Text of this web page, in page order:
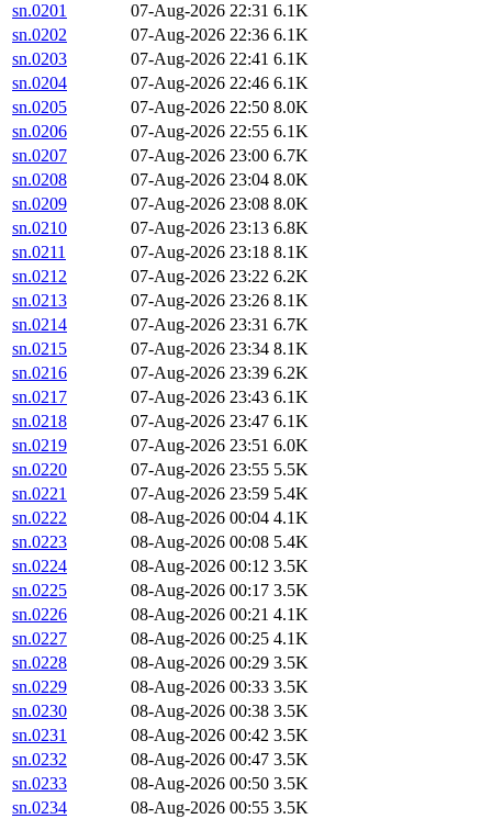
sn.0201
07-Aug-2026 22:31 6.1K
sn.0202
07-Aug-2026 22:36 6.1K
sn.0203
07-Aug-2026 22:41 6.1K
sn.0204
07-Aug-2026 22:46 6.1K
sn.0205
07-Aug-2026 22:50 8.0K
sn.0206
07-Aug-2026 22:55 6.1K
sn.0207
07-Aug-2026 23:00 6.7K
sn.0208
07-Aug-2026 23:04 8.0K
sn.0209
07-Aug-2026 23:08 8.0K
sn.0210
07-Aug-2026 23:13 6.8K
sn.0211
07-Aug-2026 23:18 8.1K
sn.0212
07-Aug-2026 23:22 6.2K
sn.0213
07-Aug-2026 23:26 8.1K
sn.0214
07-Aug-2026 23:31 6.7K
sn.0215
07-Aug-2026 23:34 8.1K
sn.0216
07-Aug-2026 23:39 6.2K
sn.0217
07-Aug-2026 23:43 6.1K
sn.0218
07-Aug-2026 23:47 6.1K
sn.0219
07-Aug-2026 23:51 6.0K
sn.0220
07-Aug-2026 23:55 5.5K
sn.0221
07-Aug-2026 23:59 5.4K
sn.0222
08-Aug-2026 00:04 4.1K
sn.0223
08-Aug-2026 00:08 5.4K
sn.0224
08-Aug-2026 00:12 3.5K
sn.0225
08-Aug-2026 00:17 3.5K
sn.0226
08-Aug-2026 00:21 4.1K
sn.0227
08-Aug-2026 00:25 4.1K
sn.0228
08-Aug-2026 00:29 3.5K
sn.0229
08-Aug-2026 00:33 3.5K
sn.0230
08-Aug-2026 00:38 3.5K
sn.0231
08-Aug-2026 00:42 3.5K
sn.0232
08-Aug-2026 00:47 3.5K
sn.0233
08-Aug-2026 00:50 3.5K
sn.0234
08-Aug-2026 00:55 3.5K